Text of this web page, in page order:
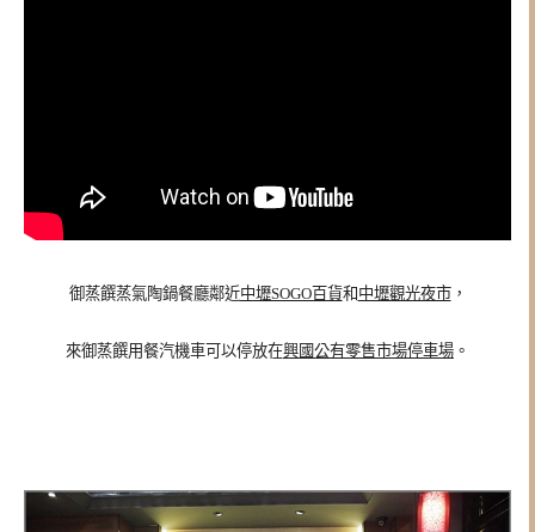
御蒸饌蒸氣陶鍋餐廳鄰近中壢SOGO百貨和中壢觀光夜市，
來御蒸饌用餐汽機車可以停放在興國公有零售市場停車場 。